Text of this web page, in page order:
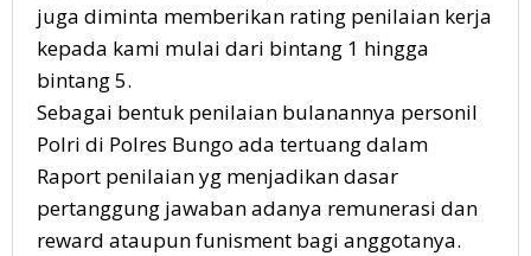
juga diminta memberikan rating penilaian kerja
kepada kami mulai dari bintang 1 hingga
bintang 5.
Sebagai bentuk penilaian bulanannya personil
Polri di Polres Bungo ada tertuang dalam
Raport penilaian yg menjadikan dasar
pertanggung jawaban adanya remunerasi dan
reward ataupun funisment bagi anggotanya.